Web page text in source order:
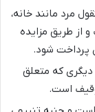
مرد مانند خانه،
و از طریق مزایده
پرداخت شود.
دیگری که متعلق
است.